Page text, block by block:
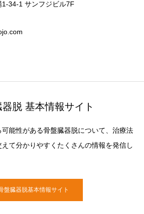
34-1 サンフジビル7F
脱 基本情報サイト
能性がある骨盤臓器脱について、治療法
て分かりやすくたくさんの情報を発信し
盤臓器脱基本情報サイト